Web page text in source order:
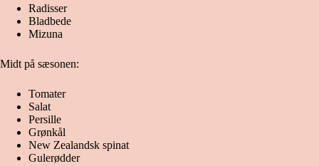
Radisser
Bladbede
Mizuna
Midt på sæsonen:
Tomater
Salat
Persille
Grønkål
New Zealandsk spinat
Gulerødder